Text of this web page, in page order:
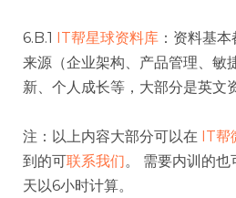
6.B.1 IT帮星球资料库 ：资料基
来源（企业架构、产品管理、敏
新、个人成长等，大部分是英文
注：以上内容大部分可以在 IT帮
到的可联系我们。 需要内训的也
天以6小时计算。